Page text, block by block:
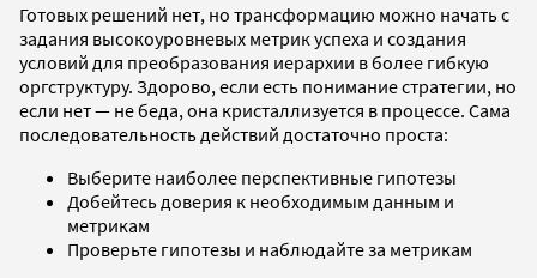
Готовых решений нет, но трансформацию можно начать с
задания высокоуровневых метрик успеха и создания
условий для преобразования иерархии в более гибкую
оргструктуру. Здорово, если есть понимание стратегии, но
если нет — не беда, она кристаллизуется в процессе. Сама
последовательность действий достаточно проста:
Выберите наиболее перспективные гипотезы
Добейтесь доверия к необходимым данным и
метрикам
Проверьте гипотезы и наблюдайте за метрикам